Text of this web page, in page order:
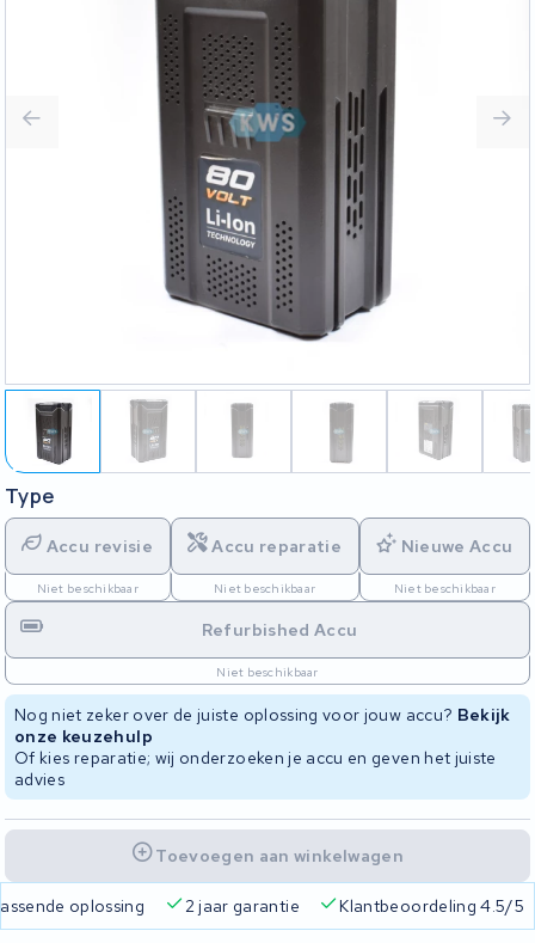
Type
Accu revisie
Niet beschikbaar
Accu reparatie
Niet beschikbaar
Nieuwe Accu
Niet beschikbaar
Refurbished Accu
Niet beschikbaar
Nog niet zeker over de juiste oplossing voor jouw accu? Bekijk
onze keuzehulp
Of kies reparatie; wij onderzoeken je accu en geven het juiste
advies
Toevoegen aan winkelwagen
oplossing 2 jaar garantie Klantbeoordeling 4.5/5